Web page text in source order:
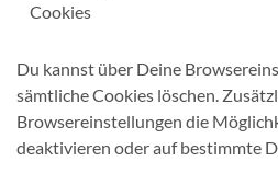
Cookies
Du kannst über Deine
sämtliche Cookies löschen.
Browsereinstellungen die
deaktivieren oder auf bestimmte